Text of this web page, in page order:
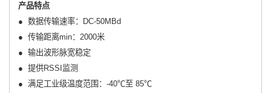
产品特点
● 数据传输速率：DC-50MBd
● 传输距离min：2000米
● 输出波形脉宽稳定
● 提供RSSI监测
● 满足工业级温度范围：-40℃至 85℃